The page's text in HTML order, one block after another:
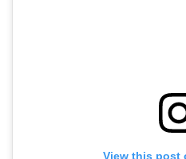
View this post